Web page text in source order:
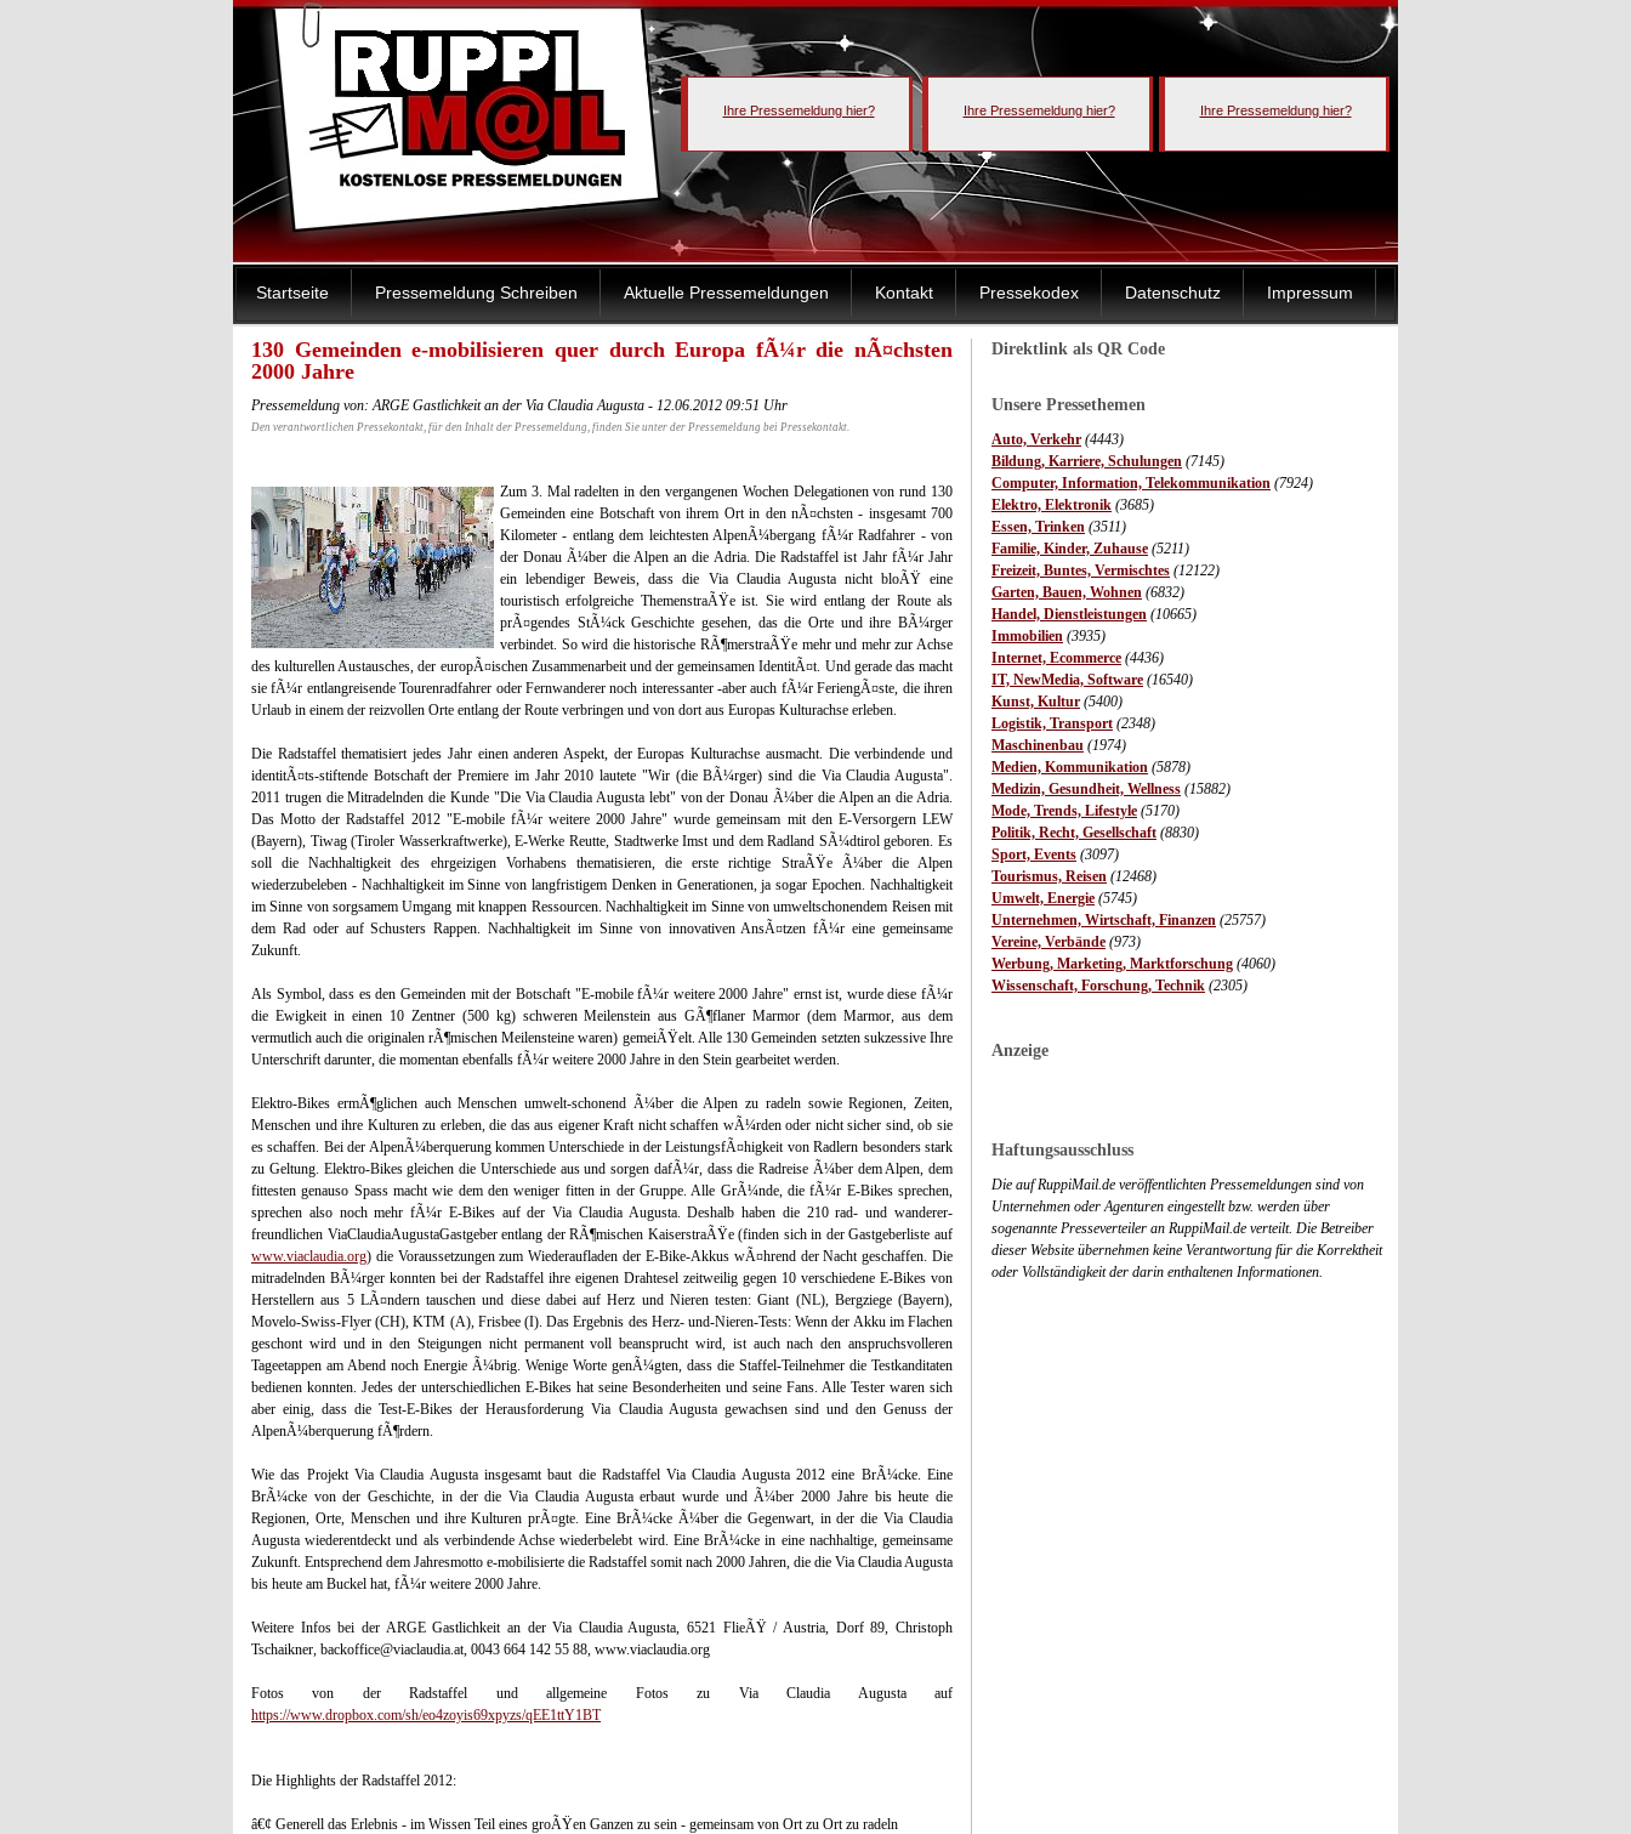
Ihre Pressemeldung hier? Ihre Pressemeldung hier? Ihre Pressemeldung hier?
Startseite Pressemeldung Schreiben Aktuelle Pressemeldungen Kontakt Pressekodex Datenschutz Impressum
Direktlink als QR Code
Unsere Pressethemen
Auto, Verkehr (4443)
Bildung, Karriere, Schulungen (7145)
Computer, Information, Telekommunikation (7924)
Elektro, Elektronik (3685)
Essen, Trinken (3511)
Familie, Kinder, Zuhause (5211)
Freizeit, Buntes, Vermischtes (12122)
Garten, Bauen, Wohnen (6832)
Handel, Dienstleistungen (10665)
Immobilien (3935)
Internet, Ecommerce (4436)
IT, NewMedia, Software (16540)
Kunst, Kultur (5400)
Logistik, Transport (2348)
Maschinenbau (1974)
Medien, Kommunikation (5878)
Medizin, Gesundheit, Wellness (15882)
Mode, Trends, Lifestyle (5170)
Politik, Recht, Gesellschaft (8830)
Sport, Events (3097)
Tourismus, Reisen (12468)
Umwelt, Energie (5745)
Unternehmen, Wirtschaft, Finanzen (25757)
Vereine, Verbände (973)
Werbung, Marketing, Marktforschung (4060)
Wissenschaft, Forschung, Technik (2305)
Anzeige
Haftungsausschluss
Die auf RuppiMail.de veröffentlichten Pressemeldungen sind von
Unternehmen oder Agenturen eingestellt bzw. werden über
sogenannte Presseverteiler an RuppiMail.de verteilt. Die Betreiber
dieser Website übernehmen keine Verantwortung für die Korrektheit
oder Vollständigkeit der darin enthaltenen Informationen.
130 Gemeinden e-mobilisieren quer durch Europa fÃ¼r die nÃ¤chsten
2000 Jahre
Pressemeldung von: ARGE Gastlichkeit an der Via Claudia Augusta - 12.06.2012 09:51 Uhr
Den verantwortlichen Pressekontakt, für den Inhalt der Pressemeldung, finden Sie unter der Pressemeldung bei Pressekontakt.
Zum 3. Mal radelten in den vergangenen Wochen Delegationen von rund 130
Gemeinden eine Botschaft von ihrem Ort in den nÃ¤chsten - insgesamt 700
Kilometer - entlang dem leichtesten AlpenÃ¼bergang fÃ¼r Radfahrer - von
der Donau Ã¼ber die Alpen an die Adria. Die Radstaffel ist Jahr fÃ¼r Jahr
ein lebendiger Beweis, dass die Via Claudia Augusta nicht bloÃŸ eine
touristisch erfolgreiche ThemenstraÃŸe ist. Sie wird entlang der Route als
prÃ¤gendes StÃ¼ck Geschichte gesehen, das die Orte und ihre BÃ¼rger
verbindet. So wird die historische RÃ¶merstraÃŸe mehr und mehr zur Achse
des kulturellen Austausches, der europÃ¤ischen Zusammenarbeit und der gemeinsamen IdentitÃ¤t. Und gerade das macht
sie fÃ¼r entlangreisende Tourenradfahrer oder Fernwanderer noch interessanter -aber auch fÃ¼r FeriengÃ¤ste, die ihren
Urlaub in einem der reizvollen Orte entlang der Route verbringen und von dort aus Europas Kulturachse erleben.
Die Radstaffel thematisiert jedes Jahr einen anderen Aspekt, der Europas Kulturachse ausmacht. Die verbindende und
identitÃ¤ts-stiftende Botschaft der Premiere im Jahr 2010 lautete "Wir (die BÃ¼rger) sind die Via Claudia Augusta".
2011 trugen die Mitradelnden die Kunde "Die Via Claudia Augusta lebt" von der Donau Ã¼ber die Alpen an die Adria.
Das Motto der Radstaffel 2012 "E-mobile fÃ¼r weitere 2000 Jahre" wurde gemeinsam mit den E-Versorgern LEW
(Bayern), Tiwag (Tiroler Wasserkraftwerke), E-Werke Reutte, Stadtwerke Imst und dem Radland SÃ¼dtirol geboren. Es
soll die Nachhaltigkeit des ehrgeizigen Vorhabens thematisieren, die erste richtige StraÃŸe Ã¼ber die Alpen
wiederzubeleben - Nachhaltigkeit im Sinne von langfristigem Denken in Generationen, ja sogar Epochen. Nachhaltigkeit
im Sinne von sorgsamem Umgang mit knappen Ressourcen. Nachhaltigkeit im Sinne von umweltschonendem Reisen mit
dem Rad oder auf Schusters Rappen. Nachhaltigkeit im Sinne von innovativen AnsÃ¤tzen fÃ¼r eine gemeinsame
Zukunft.
Als Symbol, dass es den Gemeinden mit der Botschaft "E-mobile fÃ¼r weitere 2000 Jahre" ernst ist, wurde diese fÃ¼r
die Ewigkeit in einen 10 Zentner (500 kg) schweren Meilenstein aus GÃ¶flaner Marmor (dem Marmor, aus dem
vermutlich auch die originalen rÃ¶mischen Meilensteine waren) gemeiÃŸelt. Alle 130 Gemeinden setzten sukzessive Ihre
Unterschrift darunter, die momentan ebenfalls fÃ¼r weitere 2000 Jahre in den Stein gearbeitet werden.
Elektro-Bikes ermÃ¶glichen auch Menschen umwelt-schonend Ã¼ber die Alpen zu radeln sowie Regionen, Zeiten,
Menschen und ihre Kulturen zu erleben, die das aus eigener Kraft nicht schaffen wÃ¼rden oder nicht sicher sind, ob sie
es schaffen. Bei der AlpenÃ¼berquerung kommen Unterschiede in der LeistungsfÃ¤higkeit von Radlern besonders stark
zu Geltung. Elektro-Bikes gleichen die Unterschiede aus und sorgen dafÃ¼r, dass die Radreise Ã¼ber dem Alpen, dem
fittesten genauso Spass macht wie dem den weniger fitten in der Gruppe. Alle GrÃ¼nde, die fÃ¼r E-Bikes sprechen,
sprechen also noch mehr fÃ¼r E-Bikes auf der Via Claudia Augusta. Deshalb haben die 210 rad- und wanderer-
freundlichen ViaClaudiaAugustaGastgeber entlang der RÃ¶mischen KaiserstraÃŸe (finden sich in der Gastgeberliste auf
www.viaclaudia.org) die Voraussetzungen zum Wiederaufladen der E-Bike-Akkus wÃ¤hrend der Nacht geschaffen. Die
mitradelnden BÃ¼rger konnten bei der Radstaffel ihre eigenen Drahtesel zeitweilig gegen 10 verschiedene E-Bikes von
Herstellern aus 5 LÃ¤ndern tauschen und diese dabei auf Herz und Nieren testen: Giant (NL), Bergziege (Bayern),
Movelo-Swiss-Flyer (CH), KTM (A), Frisbee (I). Das Ergebnis des Herz- und-Nieren-Tests: Wenn der Akku im Flachen
geschont wird und in den Steigungen nicht permanent voll beansprucht wird, ist auch nach den anspruchsvolleren
Tageetappen am Abend noch Energie Ã¼brig. Wenige Worte genÃ¼gten, dass die Staffel-Teilnehmer die Testkanditaten
bedienen konnten. Jedes der unterschiedlichen E-Bikes hat seine Besonderheiten und seine Fans. Alle Tester waren sich
aber einig, dass die Test-E-Bikes der Herausforderung Via Claudia Augusta gewachsen sind und den Genuss der
AlpenÃ¼berquerung fÃ¶rdern.
Wie das Projekt Via Claudia Augusta insgesamt baut die Radstaffel Via Claudia Augusta 2012 eine BrÃ¼cke. Eine
BrÃ¼cke von der Geschichte, in der die Via Claudia Augusta erbaut wurde und Ã¼ber 2000 Jahre bis heute die
Regionen, Orte, Menschen und ihre Kulturen prÃ¤gte. Eine BrÃ¼cke Ã¼ber die Gegenwart, in der die Via Claudia
Augusta wiederentdeckt und als verbindende Achse wiederbelebt wird. Eine BrÃ¼cke in eine nachhaltige, gemeinsame
Zukunft. Entsprechend dem Jahresmotto e-mobilisierte die Radstaffel somit nach 2000 Jahren, die die Via Claudia Augusta
bis heute am Buckel hat, fÃ¼r weitere 2000 Jahre.
Weitere Infos bei der ARGE Gastlichkeit an der Via Claudia Augusta, 6521 FlieÃŸ / Austria, Dorf 89, Christoph
Tschaikner, backoffice@viaclaudia.at, 0043 664 142 55 88, www.viaclaudia.org
Fotos von der Radstaffel und allgemeine Fotos zu Via Claudia Augusta auf
https://www.dropbox.com/sh/eo4zoyis69xpyzs/qEE1ttY1BT
Die Highlights der Radstaffel 2012:
â€¢ Generell das Erlebnis - im Wissen Teil eines groÃŸen Ganzen zu sein - gemeinsam von Ort zu Ort zu radeln